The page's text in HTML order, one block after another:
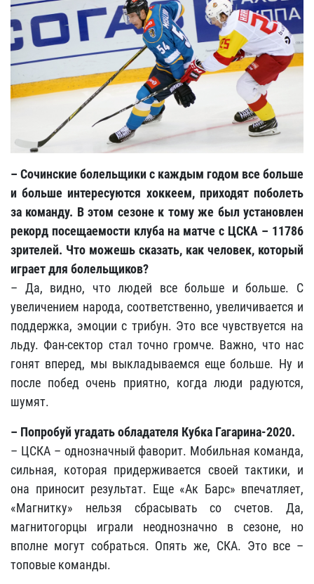
– Сочинские болельщики с каждым годом все больше
и больше интересуются хоккеем, приходят поболеть
за команду. В этом сезоне к тому же был установлен
рекорд посещаемости клуба на матче с ЦСКА – 11786
зрителей. Что можешь сказать, как человек, который
играет для болельщиков?
– Да, видно, что людей все больше и больше. С
увеличением народа, соответственно, увеличивается и
поддержка, эмоции с трибун. Это все чувствуется на
льду. Фан-сектор стал точно громче. Важно, что нас
гонят вперед, мы выкладываемся еще больше. Ну и
после побед очень приятно, когда люди радуются,
шумят.
– Попробуй угадать обладателя Кубка Гагарина-2020.
– ЦСКА – однозначный фаворит. Мобильная команда,
сильная, которая придерживается своей тактики, и
она приносит результат. Еще «Ак Барс» впечатляет,
«Магнитку» нельзя сбрасывать со счетов. Да,
магнитогорцы играли неоднозначно в сезоне, но
вполне могут собраться. Опять же, СКА. Это все –
топовые команды.